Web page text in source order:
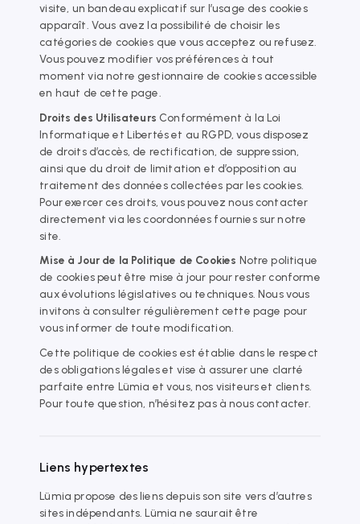
visite, un bandeau explicatif sur l’usage des cookies
apparaît. Vous avez la possibilité de choisir les
catégories de cookies que vous acceptez ou refusez.
Vous pouvez modifier vos préférences à tout
moment via notre gestionnaire de cookies accessible
en haut de cette page.
Droits des Utilisateurs Conformément à la Loi
Informatique et Libertés et au RGPD, vous disposez
de droits d’accès, de rectification, de suppression,
ainsi que du droit de limitation et d’opposition au
traitement des données collectées par les cookies.
Pour exercer ces droits, vous pouvez nous contacter
directement via les coordonnées fournies sur notre
site.
Mise à Jour de la Politique de Cookies Notre politique
de cookies peut être mise à jour pour rester conforme
aux évolutions législatives ou techniques. Nous vous
invitons à consulter régulièrement cette page pour
vous informer de toute modification.
Cette politique de cookies est établie dans le respect
des obligations légales et vise à assurer une clarté
parfaite entre Lümia et vous, nos visiteurs et clients.
Pour toute question, n’hésitez pas à nous contacter.
Liens hypertextes
Lümia propose des liens depuis son site vers d’autres
sites indépendants. Lümia ne saurait être